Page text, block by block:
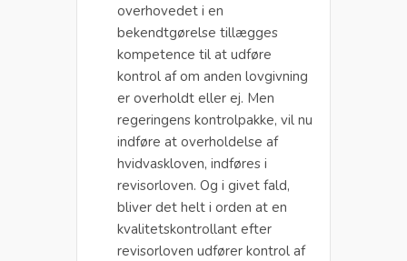
overhovedet i en
bekendtgørelse tillægges
kompetence til at udføre
kontrol af om anden lovgivning
er overholdt eller ej. Men
regeringens kontrolpakke, vil nu
indføre at overholdelse af
hvidvaskloven, indføres i
revisorloven. Og i givet fald,
bliver det helt i orden at en
kvalitetskontrollant efter
revisorloven udfører kontrol af